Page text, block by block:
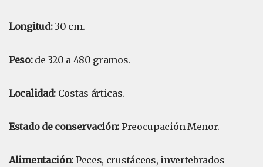
Longitud:30 cm.
Peso:de 320 a 480 gramos.
Localidad: Costas árticas.
Estado de conservación: Preocupación Menor.
Alimentación: Peces, crustáceos, invertebrados